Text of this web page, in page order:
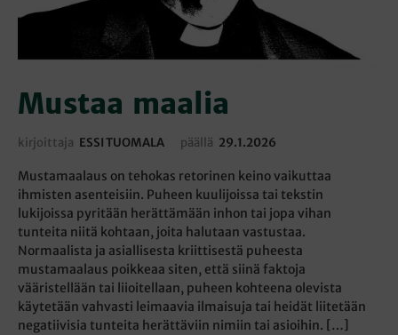
Mustaa maalia
kirjoittaja ESSI TUOMALA päällä 29.1.2026
Mustamaalaus on tehokas retorinen keino vaikuttaa
ihmisten asenteisiin. Puheen kuulijoissa tai tekstin
lukijoissa pyritään herättämään inhon tai jopa vihan
tunteita niitä kohtaan, joita halutaan vastustaa.
Normaalista ja asiallisesta kriittisestä puheesta
mustamaalaus poikkeaa siten, että siinä faktoja
vääristellään tai liioitellaan, puheen kohteena olevista
käytetään vahvasti leimaavia ilmaisuja tai heidät liitetään
negatiivisia tunteita herättäviin nimiin tai asioihin. […]